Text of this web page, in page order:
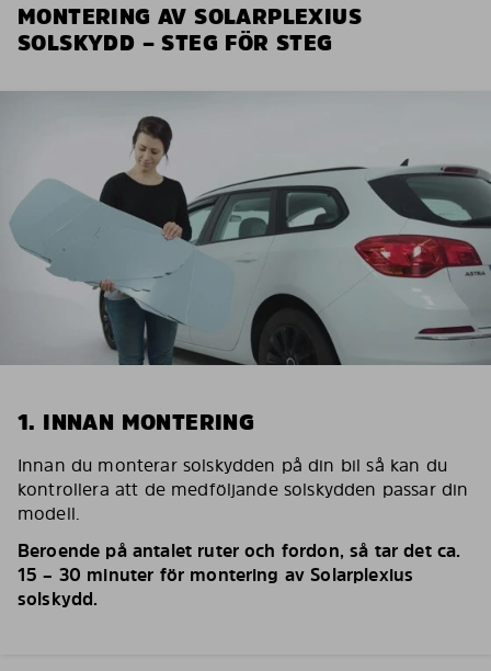
MONTERING AV SOLARPLEXIUS
SOLSKYDD – STEG FÖR STEG
1. INNAN MONTERING
Innan du monterar solskydden på din bil så kan du
kontrollera att de medföljande solskydden passar din
modell.
Beroende på antalet ruter och fordon, så tar det ca.
15 – 30 minuter för montering av Solarplexius
solskydd.